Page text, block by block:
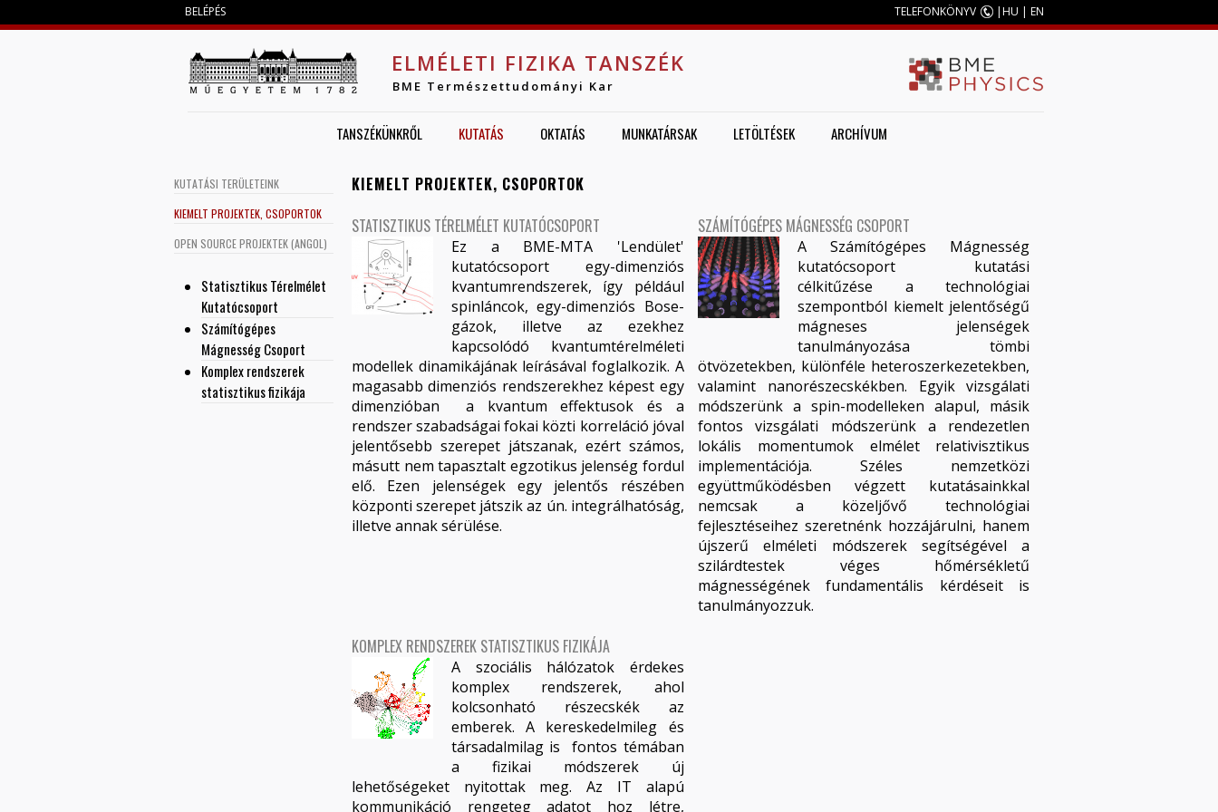
BELÉPÉS TELEFONKÖNYV |HU | EN
ELMÉLETI FIZIKA TANSZÉK
BME Természettudományi Kar
TANSZÉKÜNKRŐL KUTATÁS OKTATÁS MUNKATÁRSAK LETÖLTÉSEK ARCHÍVUM
KIEMELT PROJEKTEK, CSOPORTOK
STATISZTIKUS TÉRELMÉLET KUTATÓCSOPORT
Ez a BME-MTA 'Lendület'
kutatócsoport egy-dimenziós
kvantumrendszerek, így például
spinláncok, egy-dimenziós Bose-
gázok, illetve az ezekhez
kapcsolódó kvantumtérelméleti
modellek dinamikájának leírásával foglalkozik. A
magasabb dimenziós rendszerekhez képest egy
dimenzióban a kvantum effektusok és a
rendszer szabadságai fokai közti korreláció jóval
jelentősebb szerepet játszanak, ezért számos,
másutt nem tapasztalt egzotikus jelenség fordul
elő. Ezen jelenségek egy jelentős részében
központi szerepet játszik az ún. integrálhatóság,
illetve annak sérülése.
SZÁMÍTÓGÉPES MÁGNESSÉG CSOPORT
A Számítógépes Mágnesség
kutatócsoport kutatási
célkitűzése a technológiai
szempontból kiemelt jelentőségű
mágneses jelenségek
tanulmányozása tömbi
ötvözetekben, különféle heteroszerkezetekben,
valamint nanorészecskékben. Egyik vizsgálati
módszerünk a spin-modelleken alapul, másik
fontos vizsgálati módszerünk a rendezetlen
lokális momentumok elmélet relativisztikus
implementációja. Széles nemzetközi
együttműködésben végzett kutatásainkkal
nemcsak a közeljővő technológiai
fejlesztéseihez szeretnénk hozzájárulni, hanem
újszerű elméleti módszerek segítségével a
szilárdtestek véges hőmérsékletű
mágnességének fundamentális kérdéseit is
tanulmányozzuk.
KOMPLEX RENDSZEREK STATISZTIKUS FIZIKÁJA
A szociális hálózatok érdekes
komplex rendszerek, ahol
kolcsonható részecskék az
emberek. A kereskedelmileg és
társadalmilag is fontos témában
a fizikai módszerek új
lehetőségeket nyitottak meg. Az IT alapú
kommunikáció rengeteg adatot hoz létre,
KUTATÁSI TERÜLETEINK
KIEMELT PROJEKTEK, CSOPORTOK
OPEN SOURCE PROJEKTEK (ANGOL)
Statisztikus Térelmélet
Kutatócsoport
Számítógépes
Mágnesség Csoport
Komplex rendszerek
statisztikus fizikája